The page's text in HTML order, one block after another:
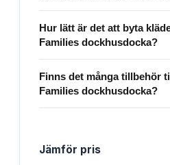
Hur lätt är det att byta
Families dockhusdocka?
Finns det många tillbehör
Families dockhusdocka?
Jämför pris